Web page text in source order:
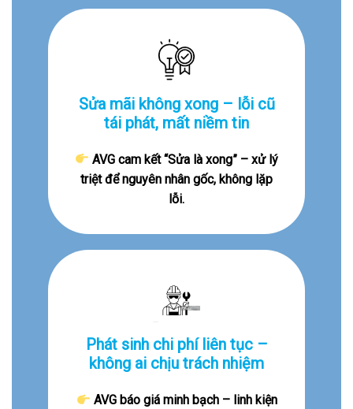
Sửa mãi không xong – lỗi cũ
tái phát, mất niềm tin
AVG cam kết “Sửa là xong” – xử lý
triệt để nguyên nhân gốc, không lặp
lỗi.
Phát sinh chi phí liên tục –
không ai chịu trách nhiệm
AVG báo giá minh bạch – linh kiện